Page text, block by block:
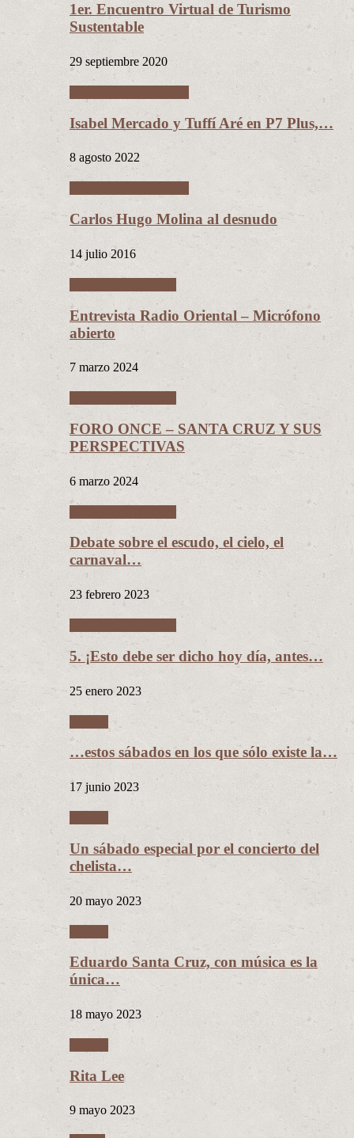
1er. Encuentro Virtual de Turismo
Sustentable
29 septiembre 2020
Isabel Mercado y Tuffí Aré en P7 Plus,…
8 agosto 2022
Carlos Hugo Molina al desnudo
14 julio 2016
Entrevista Radio Oriental – Micrófono
abierto
7 marzo 2024
FORO ONCE – SANTA CRUZ Y SUS
PERSPECTIVAS
6 marzo 2024
Debate sobre el escudo, el cielo, el
carnaval…
23 febrero 2023
5. ¡Esto debe ser dicho hoy día, antes…
25 enero 2023
…estos sábados en los que sólo existe la…
17 junio 2023
Un sábado especial por el concierto del
chelista…
20 mayo 2023
Eduardo Santa Cruz, con música es la
única…
18 mayo 2023
Rita Lee
9 mayo 2023